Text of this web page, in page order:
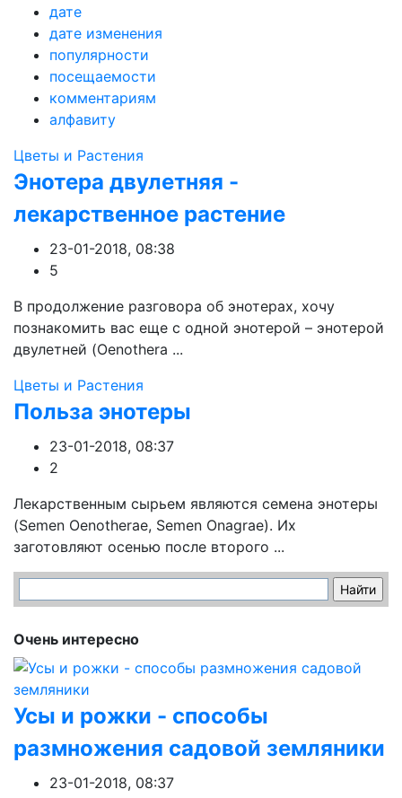
дате
дате изменения
популярности
посещаемости
комментариям
алфавиту
Цветы и Растения
Энотера двулетняя -
лекарственное растение
23-01-2018, 08:38
5
В продолжение разговора об энотерах, хочу
познакомить вас еще с одной энотерой – энотерой
двулетней (Oenothera ...
Цветы и Растения
Польза энотеры
23-01-2018, 08:37
2
Лекарственным сырьем являются семена энотеры
(Semen Oenotherae, Semen Onagrae). Их
заготовляют осенью после второго ...
Очень интересно
Усы и рожки - способы
размножения садовой земляники
23-01-2018, 08:37